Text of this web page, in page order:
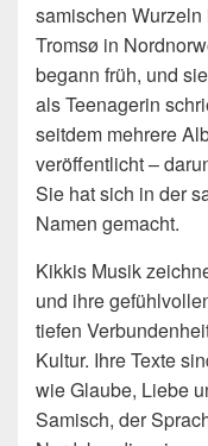
samischen
Tromsø in
begann früh, und
als Teenagerin
seitdem mehrere
veröffentlicht –
Sie hat sich in der
Namen gemacht.
Kikkis Musik
und ihre
tiefen
Kultur. Ihre Texte
wie Glaube, Liebe
Samisch, der